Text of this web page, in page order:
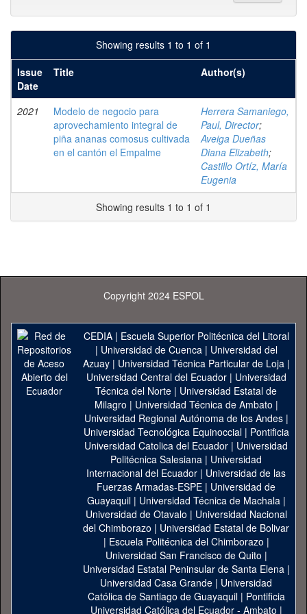
Showing results 1 to 1 of 1
Issue
Date
Title Author(s)
2021
Modelo de negocio para
aprovechamiento integral de
piña ananas comosus cultivada
en el cantón el Empalme
Herrera Samaniego,
Paul, Director;
Aveiga Dueñas
Diana Elizabeth;
Castillo Ortíz, María
Eugenia
Showing results 1 to 1 of 1
Copyright 2024 ESPOL
CEDIA| Escuela Superior Politécnica del Litoral
| Universidad de Cuenca| Universidad del
Azuay| Universidad Técnica Particular de Loja|
Universidad Central del Ecuador| Universidad
Técnica del Norte | Universidad Estatal de
Milagro | Universidad Técnica de Ambato |
Universidad Regional Autónoma de los Andes|
Universidad Tecnológica Equinoccial| Pontificia
Universidad Catolica del Ecuador | Universidad
Politécnica Salesiana | Universidad
Internacional del Ecuador | Universidad de las
Fuerzas Armadas-ESPE | Universidad de
Guayaquil| Universidad Técnica de Machala|
Universidad de Otavalo | Universidad Nacional
del Chimborazo | Universidad Estatal de Bolivar
| Escuela Politécnica del Chimborazo |
Universidad San Francisco de Quito |
Universidad Estatal Peninsular de Santa Elena|
Universidad Casa Grande | Universidad
Católica de Santiago de Guayaquil| Pontificia
Universidad Católica del Ecuador - Ambato |